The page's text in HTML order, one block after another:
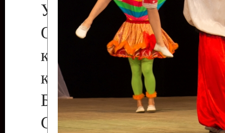
Участники фестиваля:
Образцовый
коллектив
культуры с.
Бендеры ,
Светлана Георгиевна